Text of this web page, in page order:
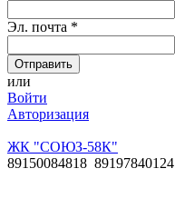
Эл. почта *
или
Войти
Авторизация
ЖК "СОЮЗ-58К"
89150084818 89197840124